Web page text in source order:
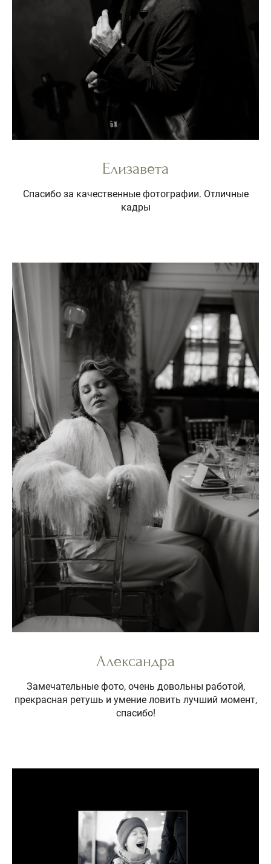
Елизавета
Спасибо за качественные фотографии. Отличные
кадры
Александра
Замечательные фото, очень довольны работой,
прекрасная ретушь и умение ловить лучший момент,
спасибо!